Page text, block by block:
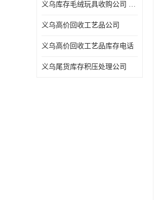
义乌库存毛绒玩具收购公司 高价回收库存积压 义乌市永峰贸易商行
义乌高价回收工艺品公司
义乌高价回收工艺品库存电话
义乌尾货库存积压处理公司